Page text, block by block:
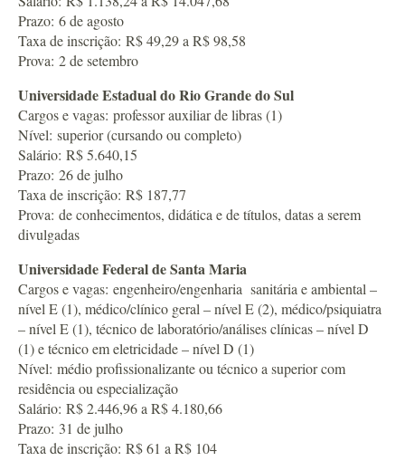
Prazo: 6 de agosto
Taxa de inscrição: R$ 49,29 a R$ 98,58
Prova: 2 de setembro
Universidade Estadual do Rio Grande do Sul
Cargos e vagas: professor auxiliar de libras (1)
Nível: superior (cursando ou completo)
Salário: R$ 5.640,15
Prazo: 26 de julho
Taxa de inscrição: R$ 187,77
Prova: de conhecimentos, didática e de títulos, datas a serem
divulgadas
Universidade Federal de Santa Maria
Cargos e vagas: engenheiro/engenharia sanitária e ambiental –
nível E (1), médico/clínico geral – nível E (2), médico/psiquiatra
– nível E (1), técnico de laboratório/análises clínicas – nível D
(1) e técnico em eletricidade – nível D (1)
Nível: médio profissionalizante ou técnico a superior com
residência ou especialização
Salário: R$ 2.446,96 a R$ 4.180,66
Prazo: 31 de julho
Taxa de inscrição: R$ 61 a R$ 104